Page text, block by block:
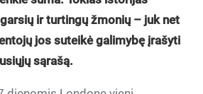
ir turtingų žmonių – juk net
jos suteikė galimybę įrašyti
sąrašą.